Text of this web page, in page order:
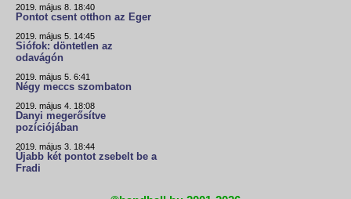
2019. május 8. 18:40
Pontot csent otthon az Eger
2019. május 5. 14:45
Siófok: döntetlen az
odavágón
2019. május 5. 6:41
Négy meccs szombaton
2019. május 4. 18:08
Danyi megerősítve
pozíciójában
2019. május 3. 18:44
Újabb két pontot zsebelt be a
Fradi